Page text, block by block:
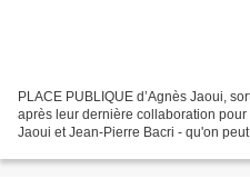
PLACE PUBLIQUE d’Agnès Jaoui,
après leur dernière collaboration
Jaoui et Jean-Pierre Bacri - qu'on